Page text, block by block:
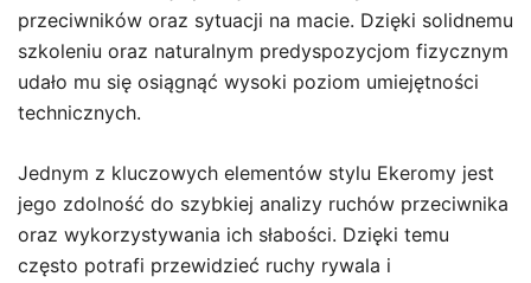
przeciwników oraz sytuacji na macie. Dzięki solidnemu
szkoleniu oraz naturalnym predyspozycjom fizycznym
udało mu się osiągnąć wysoki poziom umiejętności
technicznych.
Jednym z kluczowych elementów stylu Ekeromy jest
jego zdolność do szybkiej analizy ruchów przeciwnika
oraz wykorzystywania ich słabości. Dzięki temu
często potrafi przewidzieć ruchy rywala i